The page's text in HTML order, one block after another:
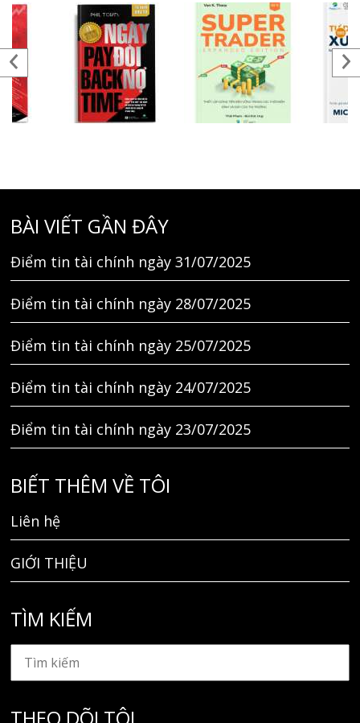
BÀI VIẾT GẦN ĐÂY
Điểm tin tài chính ngày 31/07/2025
Điểm tin tài chính ngày 28/07/2025
Điểm tin tài chính ngày 25/07/2025
Điểm tin tài chính ngày 24/07/2025
Điểm tin tài chính ngày 23/07/2025
BIẾT THÊM VỀ TÔI
Liên hệ
GIỚI THIỆU
TÌM KIẾM